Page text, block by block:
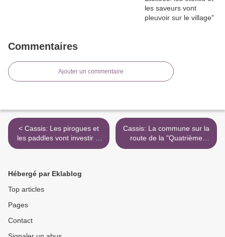
Commentaires
Ajouter un commentaire
< Cassis: Les pirogues et
les paddles vont investir la
Grande plage
Cassis: La commune sur la
route de la "Quatrième
Fleur" >
Hébergé par Eklablog
Top articles
Pages
Contact